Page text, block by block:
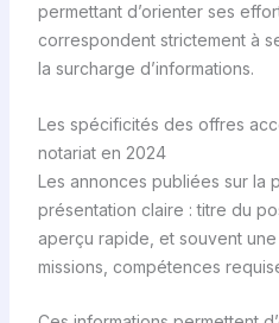
permettant d’orienter ses
correspondent strictement à
la surcharge d’informations.
Les spécificités des offres
notariat en 2024
Les annonces publiées sur la
présentation claire : titre du
aperçu rapide, et souvent
missions, compétences